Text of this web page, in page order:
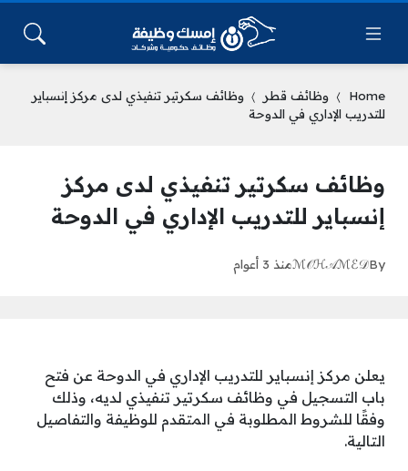
Home وظائف قطر
وظائف سكرتير تنفيذي لدى مركز إنسباير
للتدريب الإداري في الدوحة
وظائف سكرتير تنفيذي لدى مركز
إنسباير للتدريب الإداري في الدوحة
By
ℳ𝒪ℋ𝒜ℳℰ𝒟منذ 3 أعوام
يعلن مركز إنسباير للتدريب الإداري في الدوحة عن فتح
باب التسجيل في وظائف سكرتير تنفيذي لديه، وذلك
وفقًا للشروط المطلوبة في المتقدم للوظيفة والتفاصيل
التالية.